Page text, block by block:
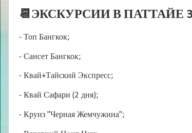
📆ЭКСКУРСИИ В ПАТТАЙЕ
- Топ Бангкок;
- Сансет Бангкок;
- Квай+Тайский Экспресс;
- Квай Сафари (2 дня);
- Круиз "Черная Жемчужина";